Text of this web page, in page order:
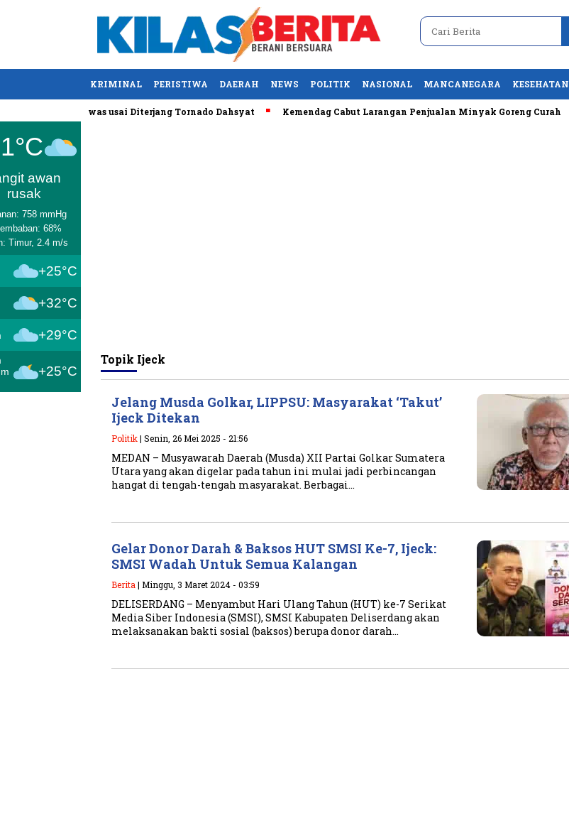
KRIMINAL PERISTIWA DAERAH NEWS POLITIK NASIONAL MANCANEGARA KESEHATAN
AS Tewas usai Diterjang Tornado Dahsyat Kemendag Cabut Larangan Penjualan Minyak Goreng Curah
awan
rusak
758 mmHg
68%
Timur, 2.4 m/s
+25°C
+32°C
+29°C
+25°C
Topik Ijeck
Jelang Musda Golkar, LIPPSU: Masyarakat ‘Takut’
Ijeck Ditekan
Politik| Senin, 26 Mei 2025 - 21:56
MEDAN – Musyawarah Daerah (Musda) XII Partai Golkar Sumatera
Utara yang akan digelar pada tahun ini mulai jadi perbincangan
hangat di tengah-tengah masyarakat. Berbagai…
Gelar Donor Darah & Baksos HUT SMSI Ke-7, Ijeck:
SMSI Wadah Untuk Semua Kalangan
Berita | Minggu, 3 Maret 2024 - 03:59
DELISERDANG – Menyambut Hari Ulang Tahun (HUT) ke-7 Serikat
Media Siber Indonesia (SMSI), SMSI Kabupaten Deliserdang akan
melaksanakan bakti sosial (baksos) berupa donor darah…